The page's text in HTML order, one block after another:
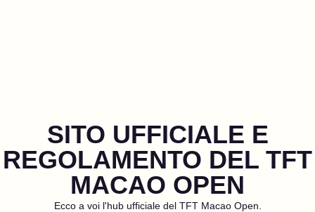
SITO UFFICIALE E
REGOLAMENTO DEL TFT
MACAO OPEN
Ecco a voi l'hub ufficiale del TFT Macao Open.